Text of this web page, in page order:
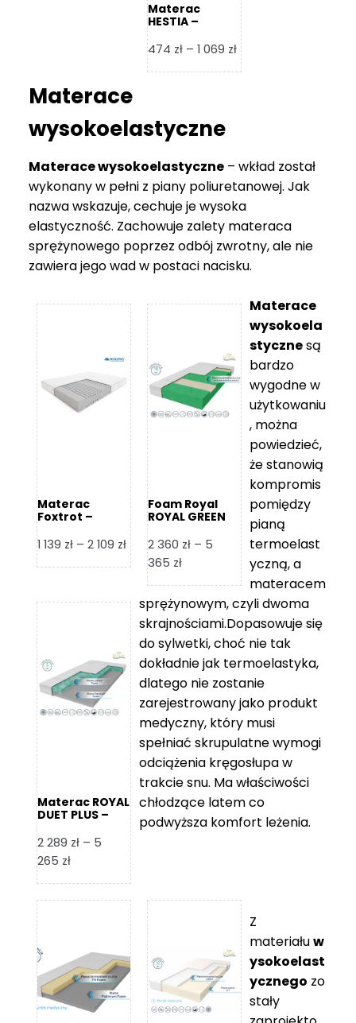
Materac
HESTIA –
474 zł – 1 069 złZakres
cen:
069 zł
Materace
wysokoelastyczne
Materace wysokoelastyczne – wkład został
wykonany w pełni z piany poliuretanowej. Jak
nazwa wskazuje, cechuje je wysoka
elastyczność. Zachowuje zalety materaca
sprężynowego poprzez odbój zwrotny, ale nie
zawiera jego wad w postaci nacisku.
Materac
Foxtrot –
1 139 zł – 2 109 złZakres
cen:
1
139 zł
do
2
109 zł
Foam Royal
ROYAL GREEN
piankowy
2 360 zł – 5
365 złZakres
od
2
360 zł
5
365 zł
Materac ROYAL
DUET PLUS –
2 289 zł – 5
265 złZakres
od
do
5
265 zł
Materace
wysokoela
stycznesą
bardzo
wygodne w
użytkowaniu
, można
powiedzieć,
że stanowią
kompromis
pomiędzy
pianą
termoelast
yczną, a
materacem
sprężynowym, czyli dwoma
skrajnościami.Dopasowuje się
do sylwetki, choć nie tak
dokładnie jak termoelastyka,
dlatego nie zostanie
zarejestrowany jako produkt
medyczny, który musi
spełniać skrupulatne wymogi
odciążenia kręgosłupa w
trakcie snu. Ma właściwości
chłodzące latem co
podwyższa komfort leżenia.
Z
materiałuw
ysokoelast
ycznego zo
stały